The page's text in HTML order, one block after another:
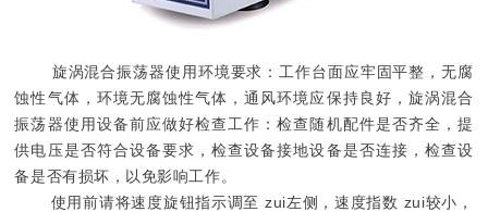
旋涡混合振荡器使用环境要求：工作台面应牢固平整，无腐
蚀性气体，环境无腐蚀性气体，通风环境应保持良好，旋涡混合
振荡器使用设备前应做好检查工作：检查随机配件是否齐全，提
供电压是否符合设备要求，检查设备接地设备是否连接，检查设
备是否有损坏，以免影响工作。
使用前请将速度旋钮指示调至 zui左侧，速度指数 zui较小，